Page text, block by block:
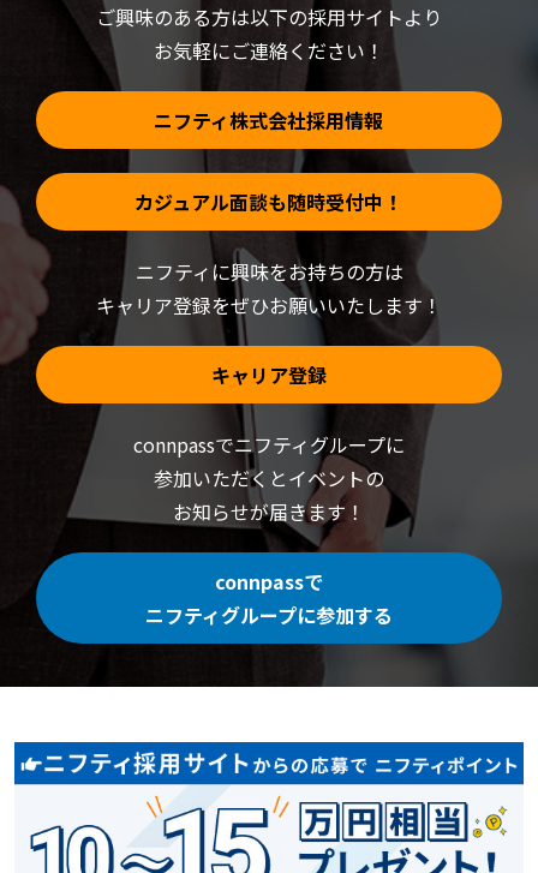
開
き
す)
ご興味のある方は以下の採用サイトより
お気軽にご連絡ください！
ニフティ株式会社採用情報
カジュアル面談も随時受付中！
ニフティに興味をお持ちの方は
キャリア登録をぜひお願いいたします！
キャリア登録
connpassでニフティグループに
参加いただくとイベントの
お知らせが届きます！
connpassで
ニフティグループに参加する